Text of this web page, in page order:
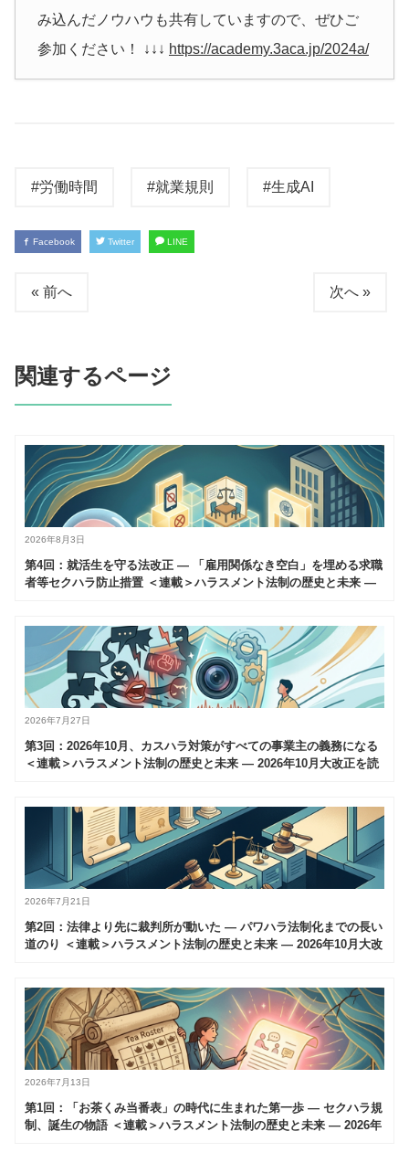
み込んだノウハウも共有していますので、ぜひご
参加ください！ ↓↓↓ https://academy.3aca.jp/2024a/
#労働時間 #就業規則 #生成AI
Facebook Twitter LINE
« 前へ 次へ »
関連するページ
2026年8月3日
第4回：就活生を守る法改正 — 「雇用関係なき空白」を埋める求職
者等セクハラ防止措置 ＜連載＞ハラスメント法制の歴史と未来 —
2026年7月27日
第3回：2026年10月、カスハラ対策がすべての事業主の義務になる
＜連載＞ハラスメント法制の歴史と未来 — 2026年10月大改正を読
2026年7月21日
第2回：法律より先に裁判所が動いた — パワハラ法制化までの長い
道のり ＜連載＞ハラスメント法制の歴史と未来 — 2026年10月大改
2026年7月13日
第1回：「お茶くみ当番表」の時代に生まれた第一歩 — セクハラ規
制、誕生の物語 ＜連載＞ハラスメント法制の歴史と未来 — 2026年